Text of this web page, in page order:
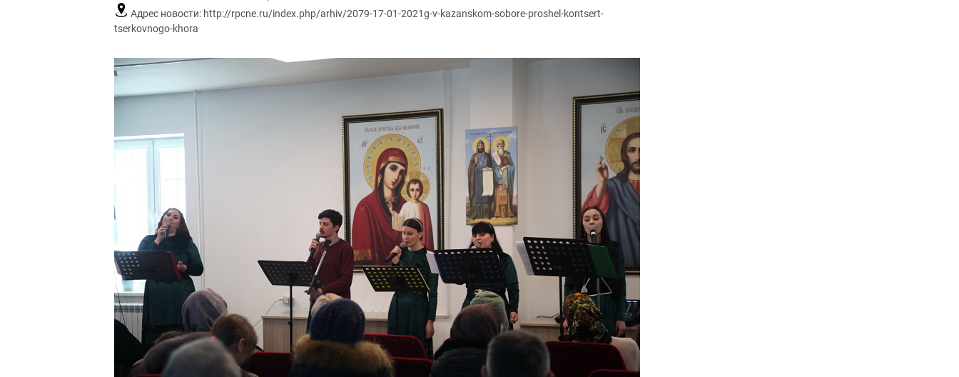
Адрес новости: http://rpcne.ru/index.php/arhiv/2079-17-01-2021g-v-kazanskom-sobore-proshel-kontsert-
tserkovnogo-khora